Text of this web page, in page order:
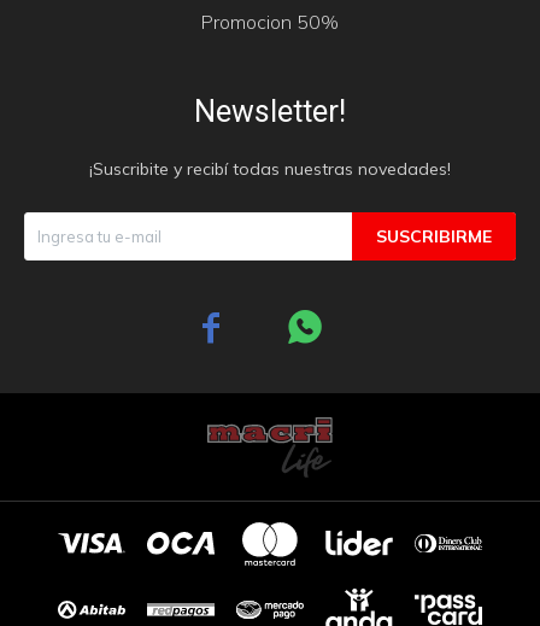
Promocion 50%
Newsletter!
¡Suscribite y recibí todas nuestras novedades!
SUSCRIBIRME
 